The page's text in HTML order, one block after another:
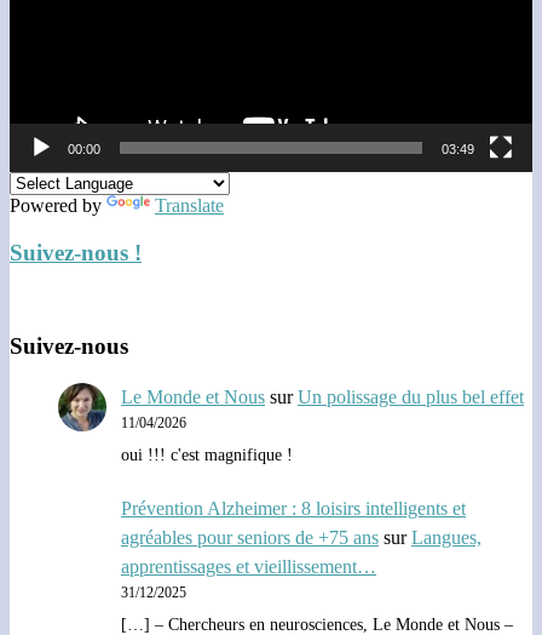
00:00 03:49
Powered by Translate
Suivez-nous !
Suivez-nous
Le Monde et Nous surUn polissage du plus bel effet
11/04/2026
oui !!! c'est magnifique !
Prévention Alzheimer : 8 loisirs intelligents et
agréables pour seniors de +75 ans surLangues,
apprentissages et vieillissement…
31/12/2025
[…] – Chercheurs en neurosciences, Le Monde et Nous –